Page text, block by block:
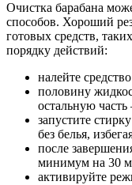
Очистка барабана
способов. Хороший
готовых средств,
порядку действий:
налейте
половину
остальную часть
запустите
без белья,
после
минимум на 30
активируйте